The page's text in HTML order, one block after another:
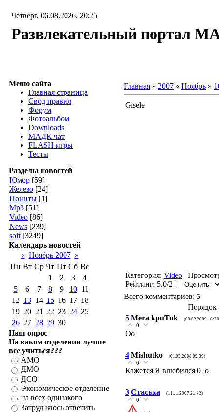
Четверг, 06.08.2026, 20:25
Развлекательный портал
Меню сайта
Главная страница
Свод правил
Форум
Фотоальбом
Downloads
МАДК чат
FLASH игры
Тесты
Разделы новостей
Юмор [59]
Железо [24]
Поинты [1]
Мр3 [51]
Video [86]
News [239]
soft [3249]
Календарь новостей
« Ноябрь 2007 »
Пн Вт Ср Чт Пт Сб Вс
1
2 3
4
5
6 7 8 9 10 11
12 13 14 15 16 17 18
19 20 21 22 23 24 25
26 27 28 29 30
Наш опрос
На каком отделении лучше
все учиться???
АМО
ДМО
ДСО
Экономическое отделение
на всех одинакого
Затрудняюсь ответить
Главная » 2007 » Ноябрь »
Gisele
Категория: Video |
Рейтинг: 5.0/2 |
Всего комментариев: 5
Порядок
5 Mera kpuTuk (09.02.2009
0
Oo
4 Mishutko (01.05.2008 09:39)
0
Кажется Я влюбился 0_о
3 Стаська (11.11.2007 21:42)
0